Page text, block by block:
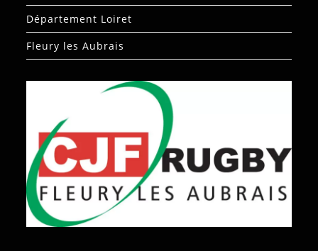
Département Loiret
Fleury les Aubrais